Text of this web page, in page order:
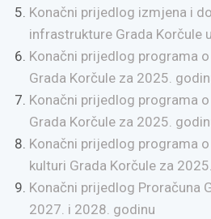
Konačni prijedlog izmjena i
infrastrukture Grada Korčule
Konačni prijedlog programa
Grada Korčule za 2025.
Konačni prijedlog programa
Grada Korčule za 2025.
Konačni prijedlog programa
kulturi Grada Korčule za
Konačni prijedlog Proračuna
2027. i 2028. godinu